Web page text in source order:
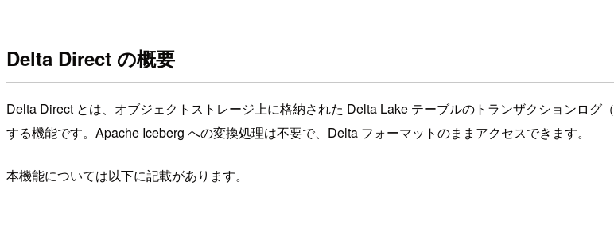
Delta Direct の概要
Delta Direct とは、オブジェクトストレージ上に格納された Delta Lake テーブルのトランザクションログ（
する機能です。Apache Iceberg への変換処理は不要で、Delta フォーマットのままアクセスできます。
本機能については以下に記載があります。